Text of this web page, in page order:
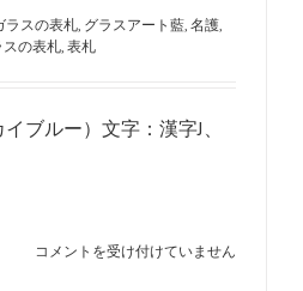
ラスの表札 グラスアート藍 名護
の表札 表札
ブルー）文字：漢字J、
VOICE_vol41
コメントを受け付けていません